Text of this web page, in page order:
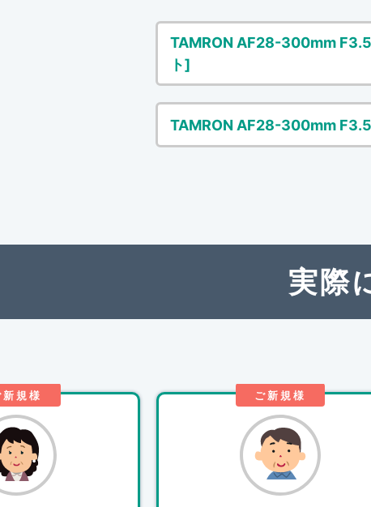
TAMRON AF28-300mm
ト]
TAMRON AF28-300mm
実際
新規様 ご新規様